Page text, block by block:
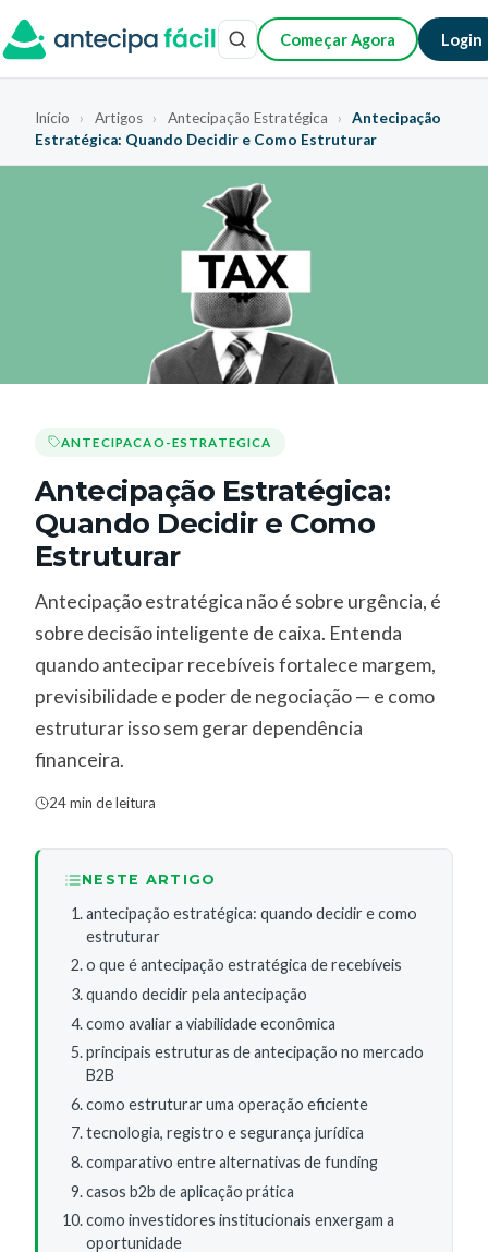
Começar Agora Login
Início › Artigos › Antecipação Estratégica ›
Antecipação
Estratégica: Quando Decidir e Como Estruturar
ANTECIPACAO-ESTRATEGICA
Antecipação Estratégica:
Quando Decidir e Como
Estruturar
Antecipação estratégica não é sobre urgência, é
sobre decisão inteligente de caixa. Entenda
quando antecipar recebíveis fortalece margem,
previsibilidade e poder de negociação — e como
estruturar isso sem gerar dependência
financeira.
24 min de leitura
NESTE ARTIGO
antecipação estratégica: quando decidir e como
estruturar
o que é antecipação estratégica de recebíveis
quando decidir pela antecipação
como avaliar a viabilidade econômica
principais estruturas de antecipação no mercado
B2B
como estruturar uma operação eficiente
tecnologia, registro e segurança jurídica
comparativo entre alternativas de funding
casos b2b de aplicação prática
como investidores institucionais enxergam a
oportunidade